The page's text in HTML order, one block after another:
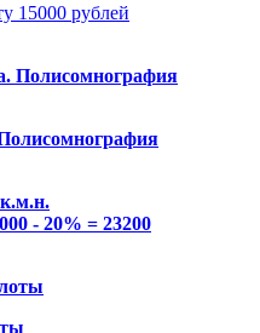
15000 рублей
- 20% = 23200